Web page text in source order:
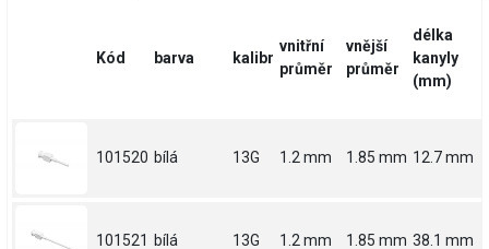
Kód barva kalibr
vnitřní
průměr
vnější
průměr
délka
kanyly
(mm)
101520 bílá 13G 1.2 mm 1.85 mm 12.7 mm
101521 bílá 13G 1.2 mm 1.85 mm 38.1 mm